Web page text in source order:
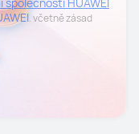
společnosti HUAWEI
, včetně zásad
Zásadách ochrany
obchodních sdělení
e-mailovou adresu,